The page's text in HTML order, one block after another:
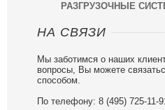
РАЗГРУЗОЧНЫЕ
НА СВЯЗИ
Мы заботимся о наших
вопросы, Вы можете
способом.
По телефону: 8 (495) 725-11-